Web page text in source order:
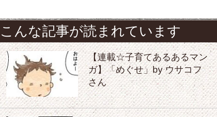
こんな記事が読まれています
【連載☆子育てあるあるマン
ガ】「めぐせ」by ウサコフ
さん